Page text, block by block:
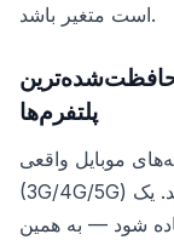
است متغیر باشد.
پلتفرم‌ها
موبایل واقعی
(3G/4G/5G) کار می‌کنند. یک IP موبایل می‌تواند به‌طور
شود — به همین